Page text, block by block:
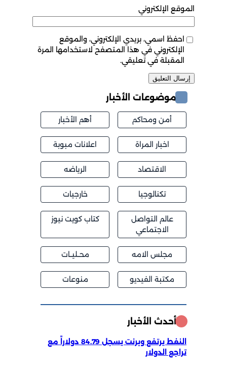
الموقع الإلكتروني
احفظ اسمي، بريدي الإلكتروني، والموقع
الإلكتروني في هذا المتصفح لاستخدامها المرة
المقبلة في تعليقي.
موضوعات الأخبار
أمن ومحاكم أهم الأخبار
اخبار المراة اعلانات مبوبة
الاقتصاد الرياضه
تكنالوجيا خارجيات
عالم التواصل
الاجتماعي
كتاب كويت نيوز
مجلس الامه محــليــات
مكتبة الفيديو منوعات
أحدث الأخبار
النفط يرتفع وبرنت يسجل 84.79 دولاراً مع
تراجع الدولار